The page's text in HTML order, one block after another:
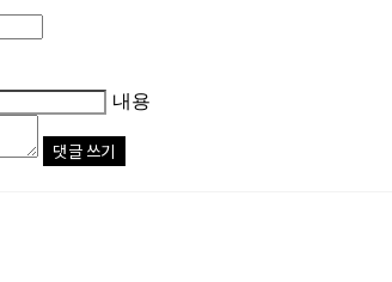
내용
댓글 쓰기